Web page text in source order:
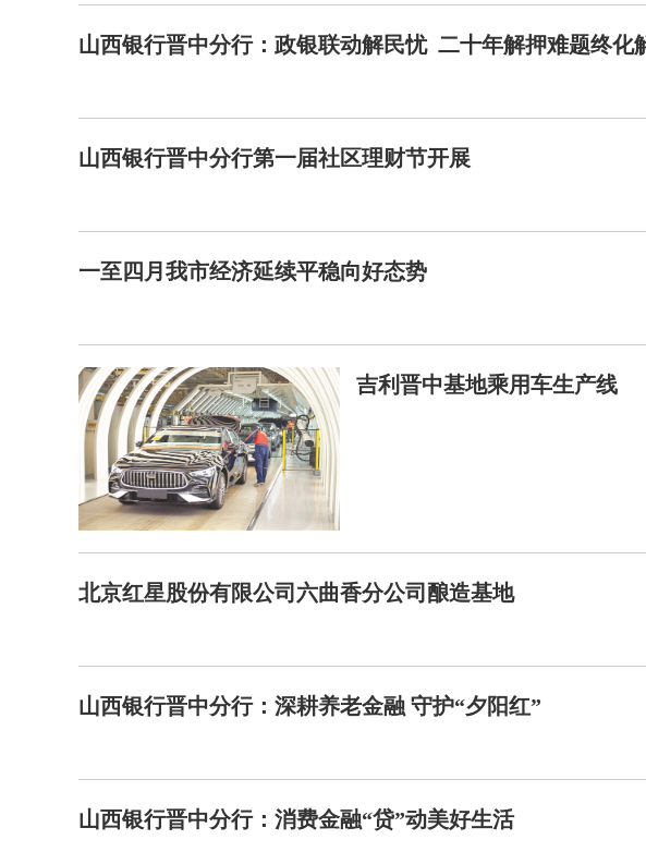
山西银行晋中分行：政银联动解民忧 二十年解押难题终化
山西银行晋中分行第一届社区理财节开展
一至四月我市经济延续平稳向好态势
吉利晋中基地乘用车生产线
北京红星股份有限公司六曲香分公司酿造基地
山西银行晋中分行：深耕养老金融 守护“夕阳红”
山西银行晋中分行：消费金融“贷”动美好生活